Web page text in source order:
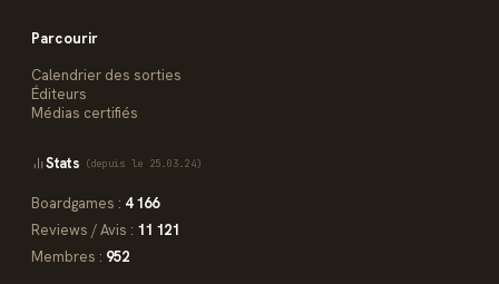
Parcourir
Calendrier des sorties
Éditeurs
Médias certifiés
Stats (depuis le 25.03.24)
Boardgames : 4 166
Reviews / Avis : 11 121
Membres : 952